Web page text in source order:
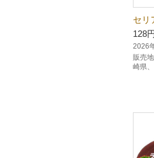
セリ
128
2026
販売地
崎県